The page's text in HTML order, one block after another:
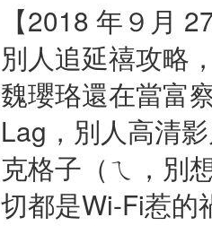
【2018 年９月
別人追延禧攻略
魏瓔珞還在當富
Lag，別人高清
克格子（ㄟ，別
切都是Wi-Fi惹的